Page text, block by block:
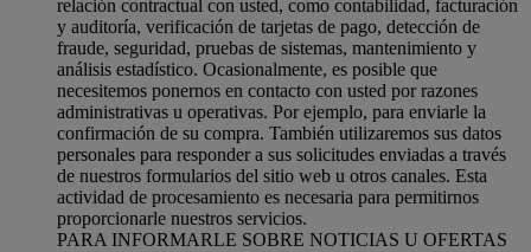
relación contractual con usted, como contabilidad, facturación
y auditoría, verificación de tarjetas de pago, detección de
fraude, seguridad, pruebas de sistemas, mantenimiento y
análisis estadístico. Ocasionalmente, es posible que
necesitemos ponernos en contacto con usted por razones
administrativas u operativas. Por ejemplo, para enviarle la
confirmación de su compra. También utilizaremos sus datos
personales para responder a sus solicitudes enviadas a través
de nuestros formularios del sitio web u otros canales. Esta
actividad de procesamiento es necesaria para permitirnos
proporcionarle nuestros servicios.
PARA INFORMARLE SOBRE NOTICIAS U OFERTAS